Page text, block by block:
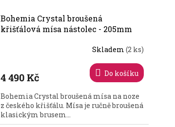
Bohemia Crystal broušená
křišťálová mísa nástolec - 205mm
je
z
5
hvězdiček.
Skladem(2 ks)
4 490 Kč Do košíku
Bohemia Crystal broušená mísa na noze
z českého křišťálu. Mísa je ručně broušená
klasickým brusem...